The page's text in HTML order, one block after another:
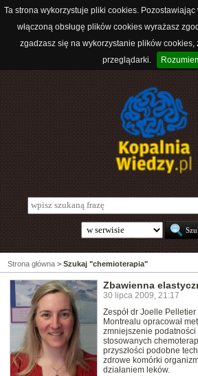
Ta strona wykorzystuje pliki cookies.
włączoną obsługę plików cookies wyrażasz
zgadzasz się na wykorzystanie plików
przeglądarki.
Strona główna > Szukaj "chemioterapia"
Zbawienna
30 lipca 2009, 21:17
Zespół dr Joelle
Montrealu opracował
zmniejszenie
stosowanych
przyszłości podobne
zdrowe komórki
działaniem leków.